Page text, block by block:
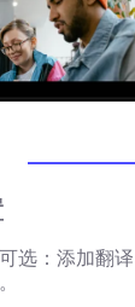
选：添加翻译